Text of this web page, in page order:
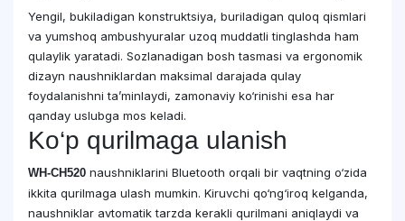
Yengil, bukiladigan konstruktsiya, buriladigan quloq qismlari
va yumshoq ambushyuralar uzoq muddatli tinglashda ham
qulaylik yaratadi. Sozlanadigan bosh tasmasi va ergonomik
dizayn naushniklardan maksimal darajada qulay
foydalanishni ta’minlaydi, zamonaviy ko‘rinishi esa har
qanday uslubga mos keladi.
Ko‘p qurilmaga ulanish
WH-CH520 naushniklarini Bluetooth orqali bir vaqtning o‘zida
ikkita qurilmaga ulash mumkin. Kiruvchi qo‘ng‘iroq kelganda,
naushniklar avtomatik tarzda kerakli qurilmani aniqlaydi va